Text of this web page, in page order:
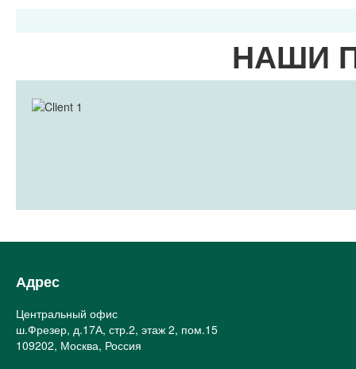
НАШИ
Адрес
Центральный офис
ш.Фрезер, д.17А, стр.2, этаж 2, пом.15
109202, Москва, Россия